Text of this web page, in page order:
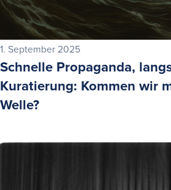
1. September 2025
Schnelle Propaganda,
Kuratierung: Kommen wir
Welle?